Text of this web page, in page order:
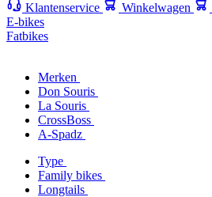
Klantenservice Winkelwagen
E-bikes
Fatbikes
Merken
Don Souris
La Souris
CrossBoss
A-Spadz
Type
Family bikes
Longtails